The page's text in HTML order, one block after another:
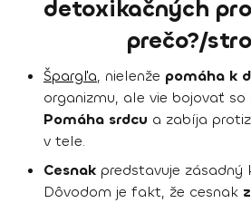
detoxikačných
prečo?/
Špargľa, nielenže pomáha k
organizmu, ale vie bojovať
Pomáha srdcu a zabíja
v tele.
Cesnak predstavuje zásadný
Dôvodom je fakt, že cesnak